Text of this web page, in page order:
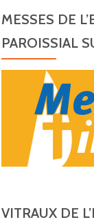
MESSES DE
PAROISSIAL
VITRAUX DE